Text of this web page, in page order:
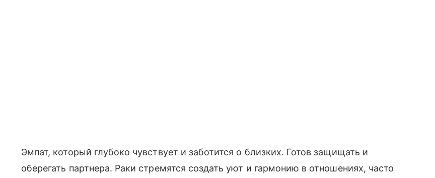
Эмпат, который глубоко чувствует и заботится о близких. Готов защищать и
оберегать партнера. Раки стремятся создать уют и гармонию в отношениях, часто